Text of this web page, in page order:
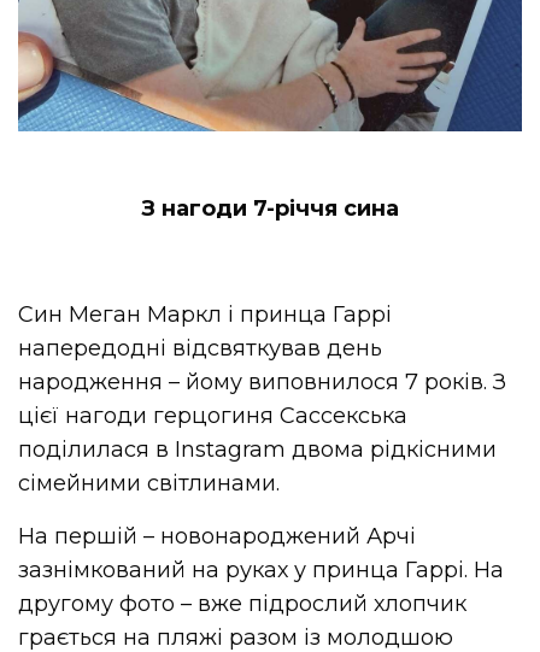
З нагоди 7-річчя сина
Син Меган Маркл і принца Гаррі
напередодні відсвяткував день
народження – йому виповнилося 7 років. З
цієї нагоди герцогиня Сассекська
поділилася в Instagram двома рідкісними
сімейними світлинами.
На першій – новонароджений Арчі
зазнімкований на руках у принца Гаррі. На
другому фото – вже підрослий хлопчик
грається на пляжі разом із молодшою